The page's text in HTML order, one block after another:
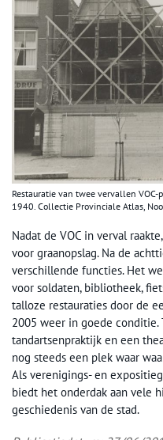
Restauratie van twee vervallen VOC-
1940. Collectie Provinciale Atlas,
Nadat de VOC in verval
voor graanopslag. Na de
verschillende functies. Het
voor soldaten, bibliotheek,
talloze restauraties door de
2005 weer in goede conditie.
tandartsenpraktijk en een
nog steeds een plek waar
Als verenigings- en
biedt het onderdak aan vele
geschiedenis van de stad.